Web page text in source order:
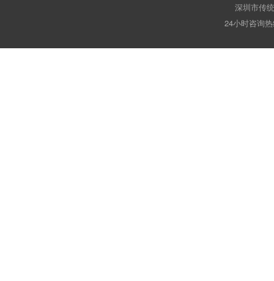
深圳市传
24小时咨询